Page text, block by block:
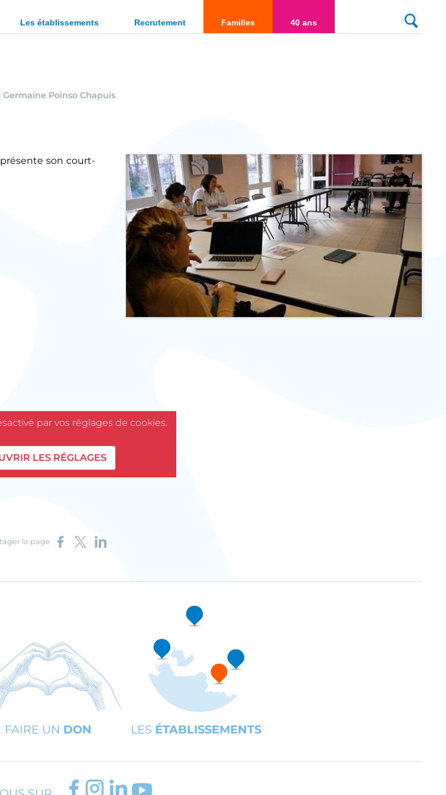
en situation de handicap ou en difficulté
Les établissements Recrutement Familles 40 ans
Germaine Poinso Chapuis
son court-
par vos réglages de cookies.
LES RÉGLAGES
la page Partager sur Facebook
Partager sur X
Partager sur LinkedIn
FAIRE UN DON LES ÉTABLISSEMENTS
FACEBOOK
INSTAGRAM
LINKEDIN
YOUTUBE